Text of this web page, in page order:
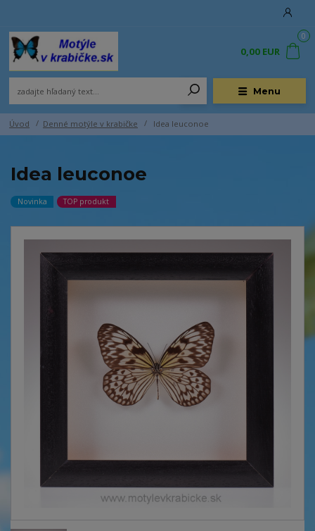
Menu
0
0,00 EUR
Úvod Denné motýle v krabičke Idea leuconoe
Idea leuconoe
Novinka TOP produkt